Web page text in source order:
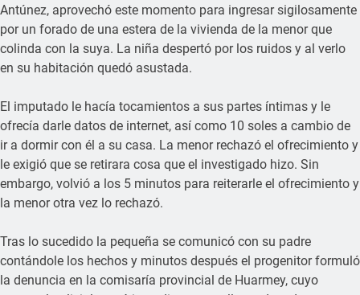
Antúnez, aprovechó este momento para ingresar sigilosamente
por un forado de una estera de la vivienda de la menor que
colinda con la suya. La niña despertó por los ruidos y al verlo
en su habitación quedó asustada.
El imputado le hacía tocamientos a sus partes íntimas y le
ofrecía darle datos de internet, así como 10 soles a cambio de
ir a dormir con él a su casa. La menor rechazó el ofrecimiento y
le exigió que se retirara cosa que el investigado hizo. Sin
embargo, volvió a los 5 minutos para reiterarle el ofrecimiento y
la menor otra vez lo rechazó.
Tras lo sucedido la pequeña se comunicó con su padre
contándole los hechos y minutos después el progenitor formuló
la denuncia en la comisaría provincial de Huarmey, cuyo